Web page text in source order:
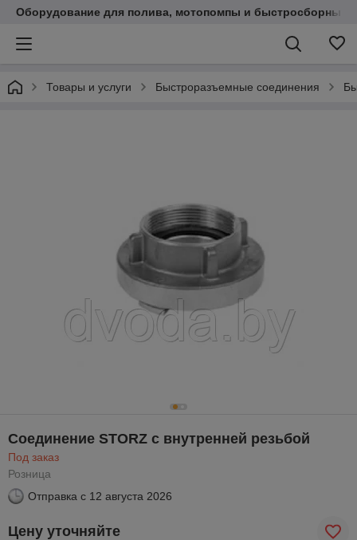
Оборудование для полива, мотопомпы и быстросборные
Товары и услуги Быстроразъемные соединения
Соединение STORZ с внутренней резьбой
Под заказ
Розница
Отправка с 12 августа 2026
Цену уточняйте